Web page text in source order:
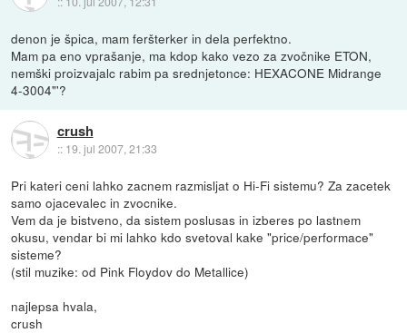
denon je špica, mam feršterker in dela perfektno.
Mam pa eno vprašanje, ma kdop kako vezo za zvočnike ETON,
nemški proizvajalc rabim pa srednjetonce: HEXACONE Midrange
4-3004"'?
crush
:: 19. jul 2007, 21:33
Pri kateri ceni lahko zacnem razmisljat o Hi-Fi sistemu? Za zacetek
samo ojacevalec in zvocnike.
Vem da je bistveno, da sistem poslusas in izberes po lastnem
okusu, vendar bi mi lahko kdo svetoval kake "price/performace"
sisteme?
(stil muzike: od Pink Floydov do Metallice)
najlepsa hvala,
crush